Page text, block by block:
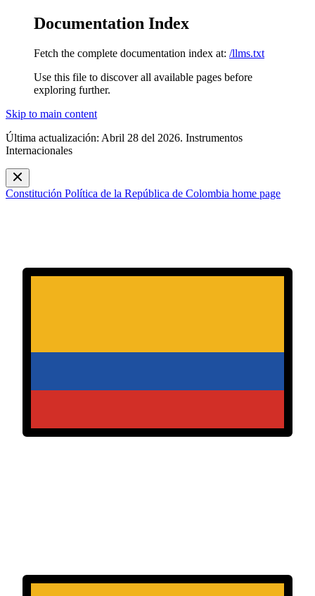
Documentation Index
Fetch the complete documentation index at: /llms.txt
Use this file to discover all available pages before
exploring further.
Skip to main content
Última actualización: Abril 28 del 2026. Instrumentos
Internacionales
Constitución Política de la República de Colombia home page